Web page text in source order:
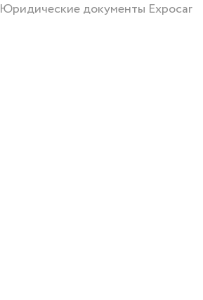
Юридические документы Expocar